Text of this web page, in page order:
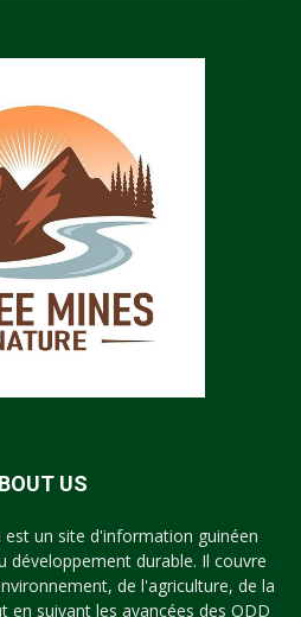
US
un site d'information guinéen
développement durable. Il couvre
de l'agriculture, de la
en suivant les avancées des ODD